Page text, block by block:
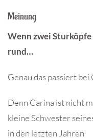
Meinung
Wenn zwei
rund…
Genau das passiert bei
Denn Carina ist nicht
kleine Schwester
in den letzten Jahren